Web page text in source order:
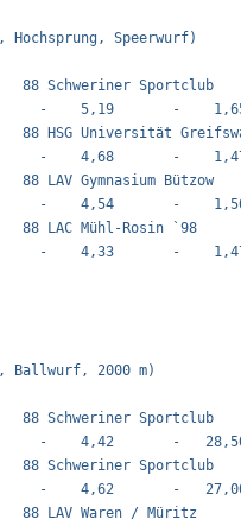
Hochsprung, Speerwurf)
88 Schweriner Sportclub
-    5,19       -
88 HSG Universität
-    4,68       -
88 LAV Gymnasium Bützow
-    4,54       -
88 LAC Mühl-Rosin `98
-    4,33       -
Ballwurf, 2000 m)
88 Schweriner Sportclub
-    4,42       -
88 Schweriner Sportclub
-    4,62       -
88 LAV Waren / Müritz